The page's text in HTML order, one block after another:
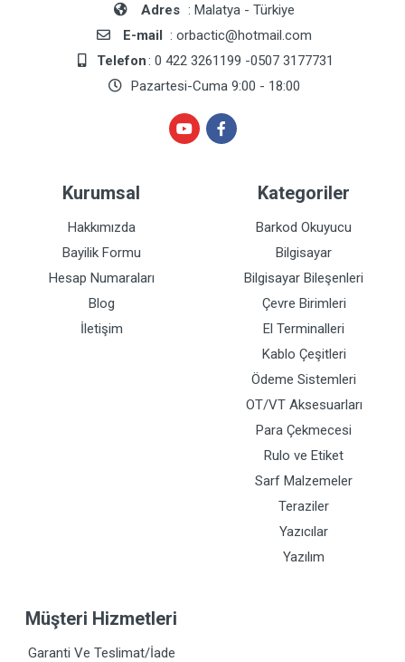
Adres : Malatya - Türkiye
E-mail : orbactic@hotmail.com
Telefon: 0 422 3261199 -0507 3177731
Pazartesi-Cuma 9:00 - 18:00
Kurumsal
Hakkımızda
Bayilik Formu
Hesap Numaraları
Blog
İletişim
Kategoriler
Barkod Okuyucu
Bilgisayar
Bilgisayar Bileşenleri
Çevre Birimleri
El Terminalleri
Kablo Çeşitleri
Ödeme Sistemleri
OT/VT Aksesuarları
Para Çekmecesi
Rulo ve Etiket
Sarf Malzemeler
Teraziler
Yazıcılar
Yazılım
Müşteri Hizmetleri
Garanti Ve Teslimat/İade